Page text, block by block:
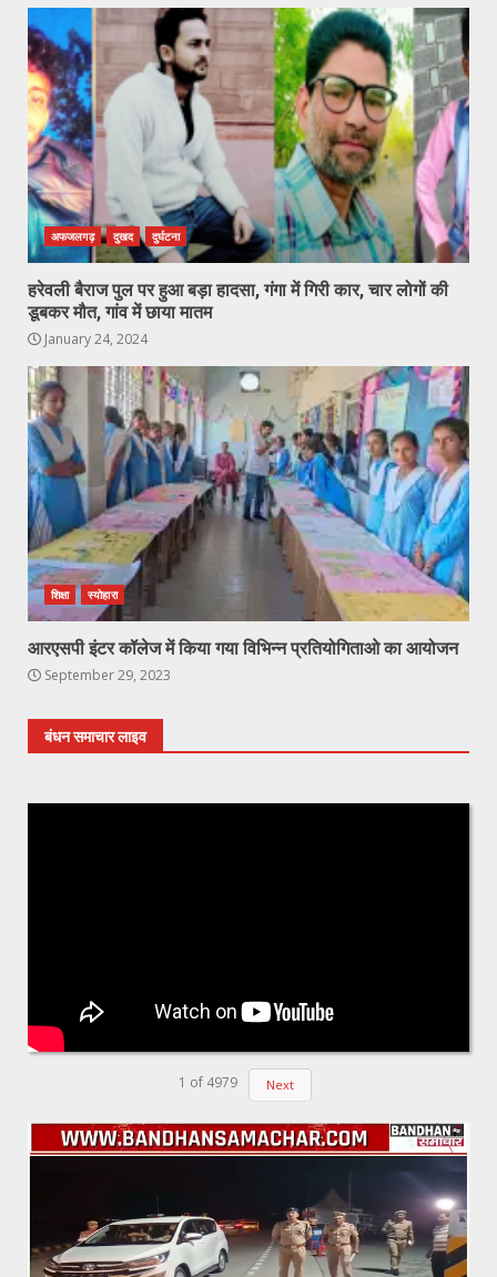
अफजलगढ़ दुखद दुर्घटना
हरेवली बैराज पुल पर हुआ बड़ा हादसा, गंगा में गिरी कार, चार लोगों की
डूबकर मौत, गांव में छाया मातम
January 24, 2024
शिक्षा स्योहारा
आरएसपी इंटर कॉलेज में किया गया विभिन्न प्रतियोगिताओ का आयोजन
September 29, 2023
बंधन समाचार लाइव
1 of 4979 Next